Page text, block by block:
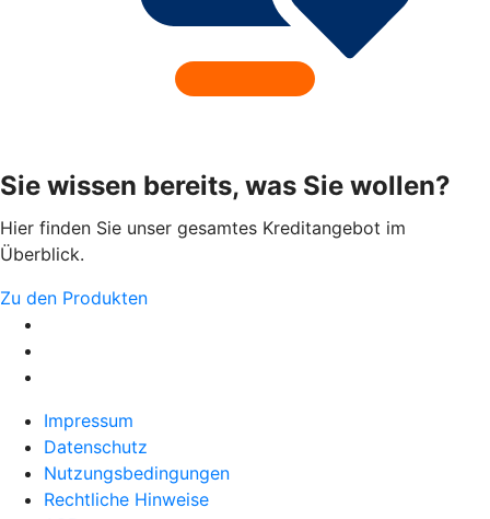
Sie wissen bereits, was Sie wollen?
Hier finden Sie unser gesamtes Kreditangebot im
Überblick.
Zu den Produkten
Impressum
Datenschutz
Nutzungsbedingungen
Rechtliche Hinweise